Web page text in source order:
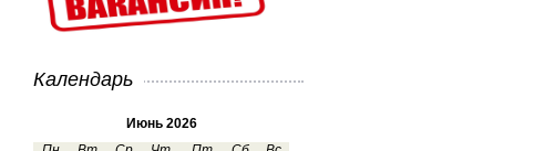
Календарь
Июнь 2026